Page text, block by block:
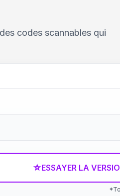
codes scannables qui
☆ESSAYER LA